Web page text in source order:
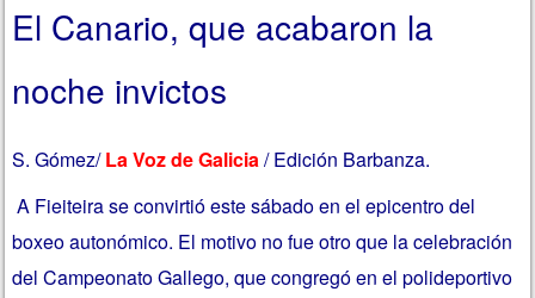
El Canario, que acabaron la
noche invictos
S. Gómez/La Voz de Galicia/ Edición Barbanza.
A Fieiteira se convirtió este sábado en el epicentro del
boxeo autonómico. El motivo no fue otro que la celebración
del Campeonato Gallego, que congregó en el polideportivo